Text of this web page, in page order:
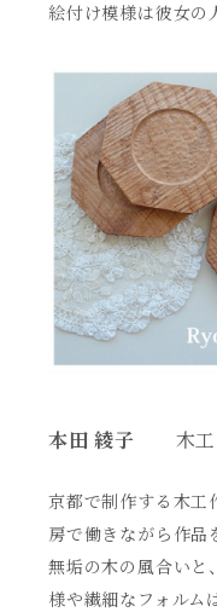
絵付け模様は彼女の
本田 綾子 木工
京都で制作する木
房で働きながら作品
無垢の木の風合いと
様や繊細なフォルム